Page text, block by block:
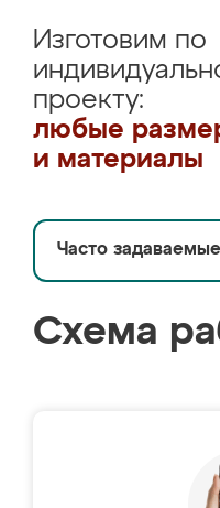
Изготовим по
проекту:
любые
и материалы
Часто
Схема